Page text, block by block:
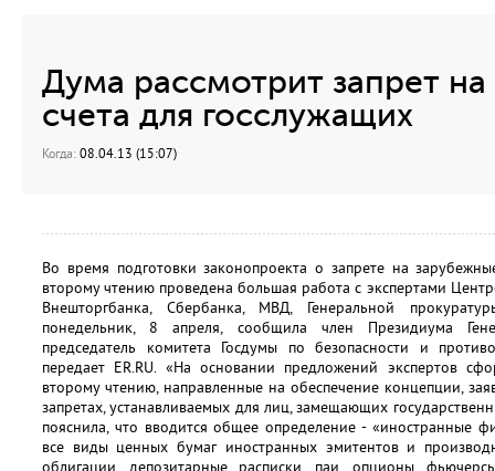
Дума рассмотрит запрет
счета для госслужащих
Когда: 08.04.13 (15:07)
Во время подготовки законопроекта о запрете на
второму чтению проведена большая работа с экспертами
Внешторгбанка, Сбербанка, МВД, Генеральной
понедельник, 8 апреля, сообщила член Президиума
председатель комитета Госдумы по безопасности и
передает ER.RU. «На основании предложений экспертов
второму чтению, направленные на обеспечение концепции,
запретах, устанавливаемых для лиц, замещающих
пояснила, что вводится общее определение - «иностранные
все виды ценных бумаг иностранных эмитентов и
облигации, депозитарные расписки, паи, опционы,